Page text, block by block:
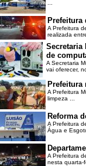
Prefeitura
A Prefeitura
realizada entre
Secretaria
de
A Secretaria
vai oferecer,
Prefeitura
A Prefeitura
limpeza ...
Reforma
A Prefeitura
Água e
A Prefeitura
nesta quarta-